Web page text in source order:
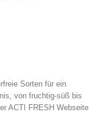
Sorten für ein
von fruchtig-süß bis
ACTI FRESH Webseite